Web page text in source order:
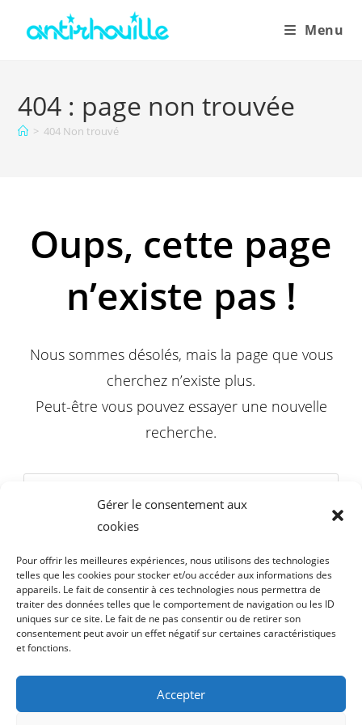
Gérer le consentement aux
cookies
Pour offrir les meilleures expériences, nous utilisons des technologies
telles que les cookies pour stocker et/ou accéder aux informations des
appareils. Le fait de consentir à ces technologies nous permettra de
traiter des données telles que le comportement de navigation ou les ID
uniques sur ce site. Le fait de ne pas consentir ou de retirer son
consentement peut avoir un effet négatif sur certaines caractéristiques
et fonctions.
Accepter
Menu
404 : page non trouvée
> 404 Non trouvé
Oups, cette page
n’existe pas !
Nous sommes désolés, mais la page que vous
cherchez n’existe plus.
Peut-être vous pouvez essayer une nouvelle
recherche.
REVENIR À L’ACCUEIL